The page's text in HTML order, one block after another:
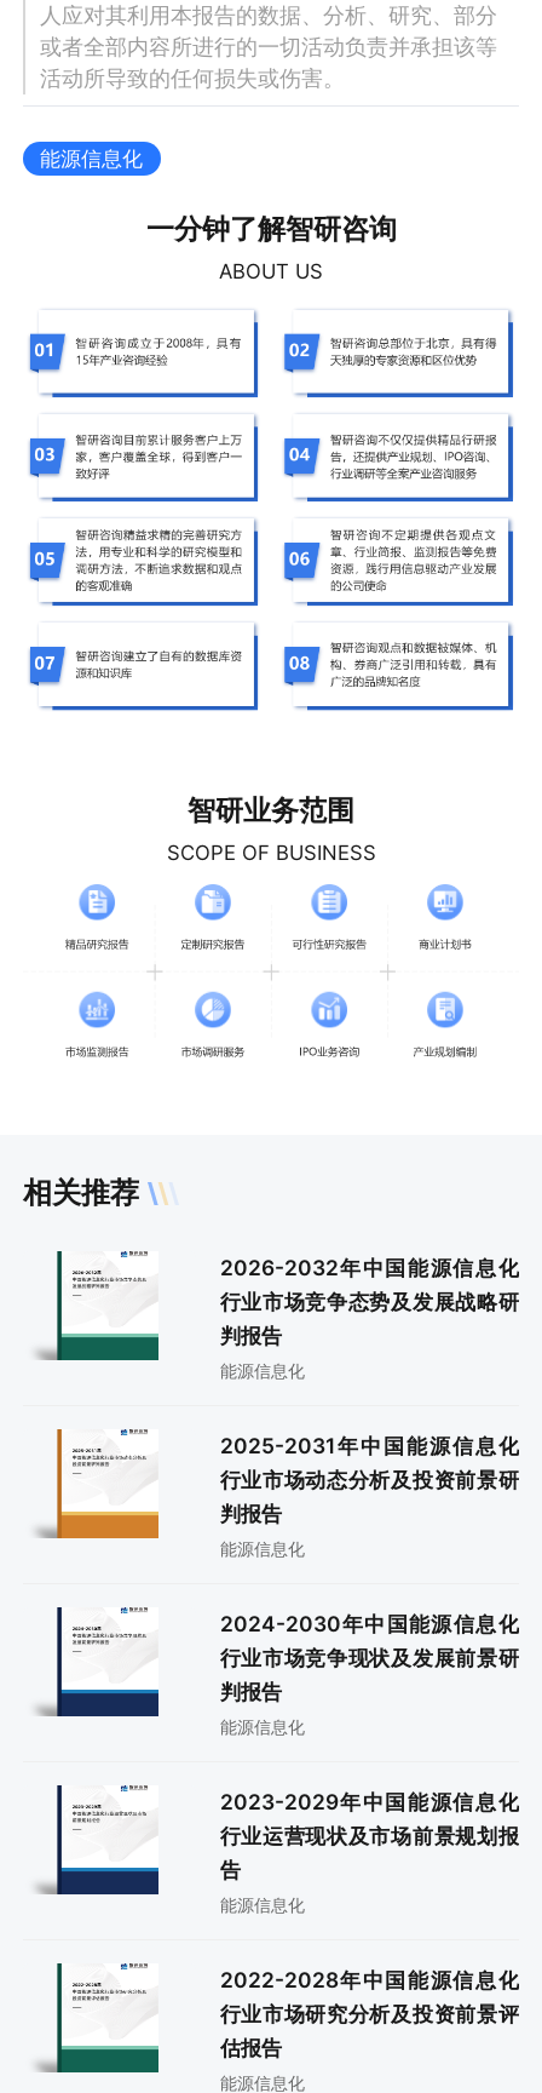
人应对其利用本报告的数据、分析、研究、部分
或者全部内容所进行的一切活动负责并承担该等
活动所导致的任何损失或伤害。
能源信息化
一分钟了解智研咨询
ABOUT US
智研业务范围
SCOPE OF BUSINESS
相关推荐
2026-2032年中国能源信息化
行业市场竞争态势及发展战略研
判报告
能源信息化
2025-2031年中国能源信息化
行业市场动态分析及投资前景研
判报告
能源信息化
2024-2030年中国能源信息化
行业市场竞争现状及发展前景研
判报告
能源信息化
2023-2029年中国能源信息化
行业运营现状及市场前景规划报
告
能源信息化
2022-2028年中国能源信息化
行业市场研究分析及投资前景评
估报告
能源信息化